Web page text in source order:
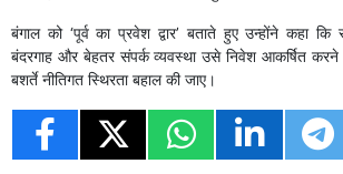
बंगाल को ‘पूर्व का प्रवेश द्वार’ बताते हुए उन्होंने कहा कि
बंदरगाह और बेहतर संपर्क व्यवस्था उसे निवेश आकर्षित करने
बशर्ते नीतिगत स्थिरता बहाल की जाए।